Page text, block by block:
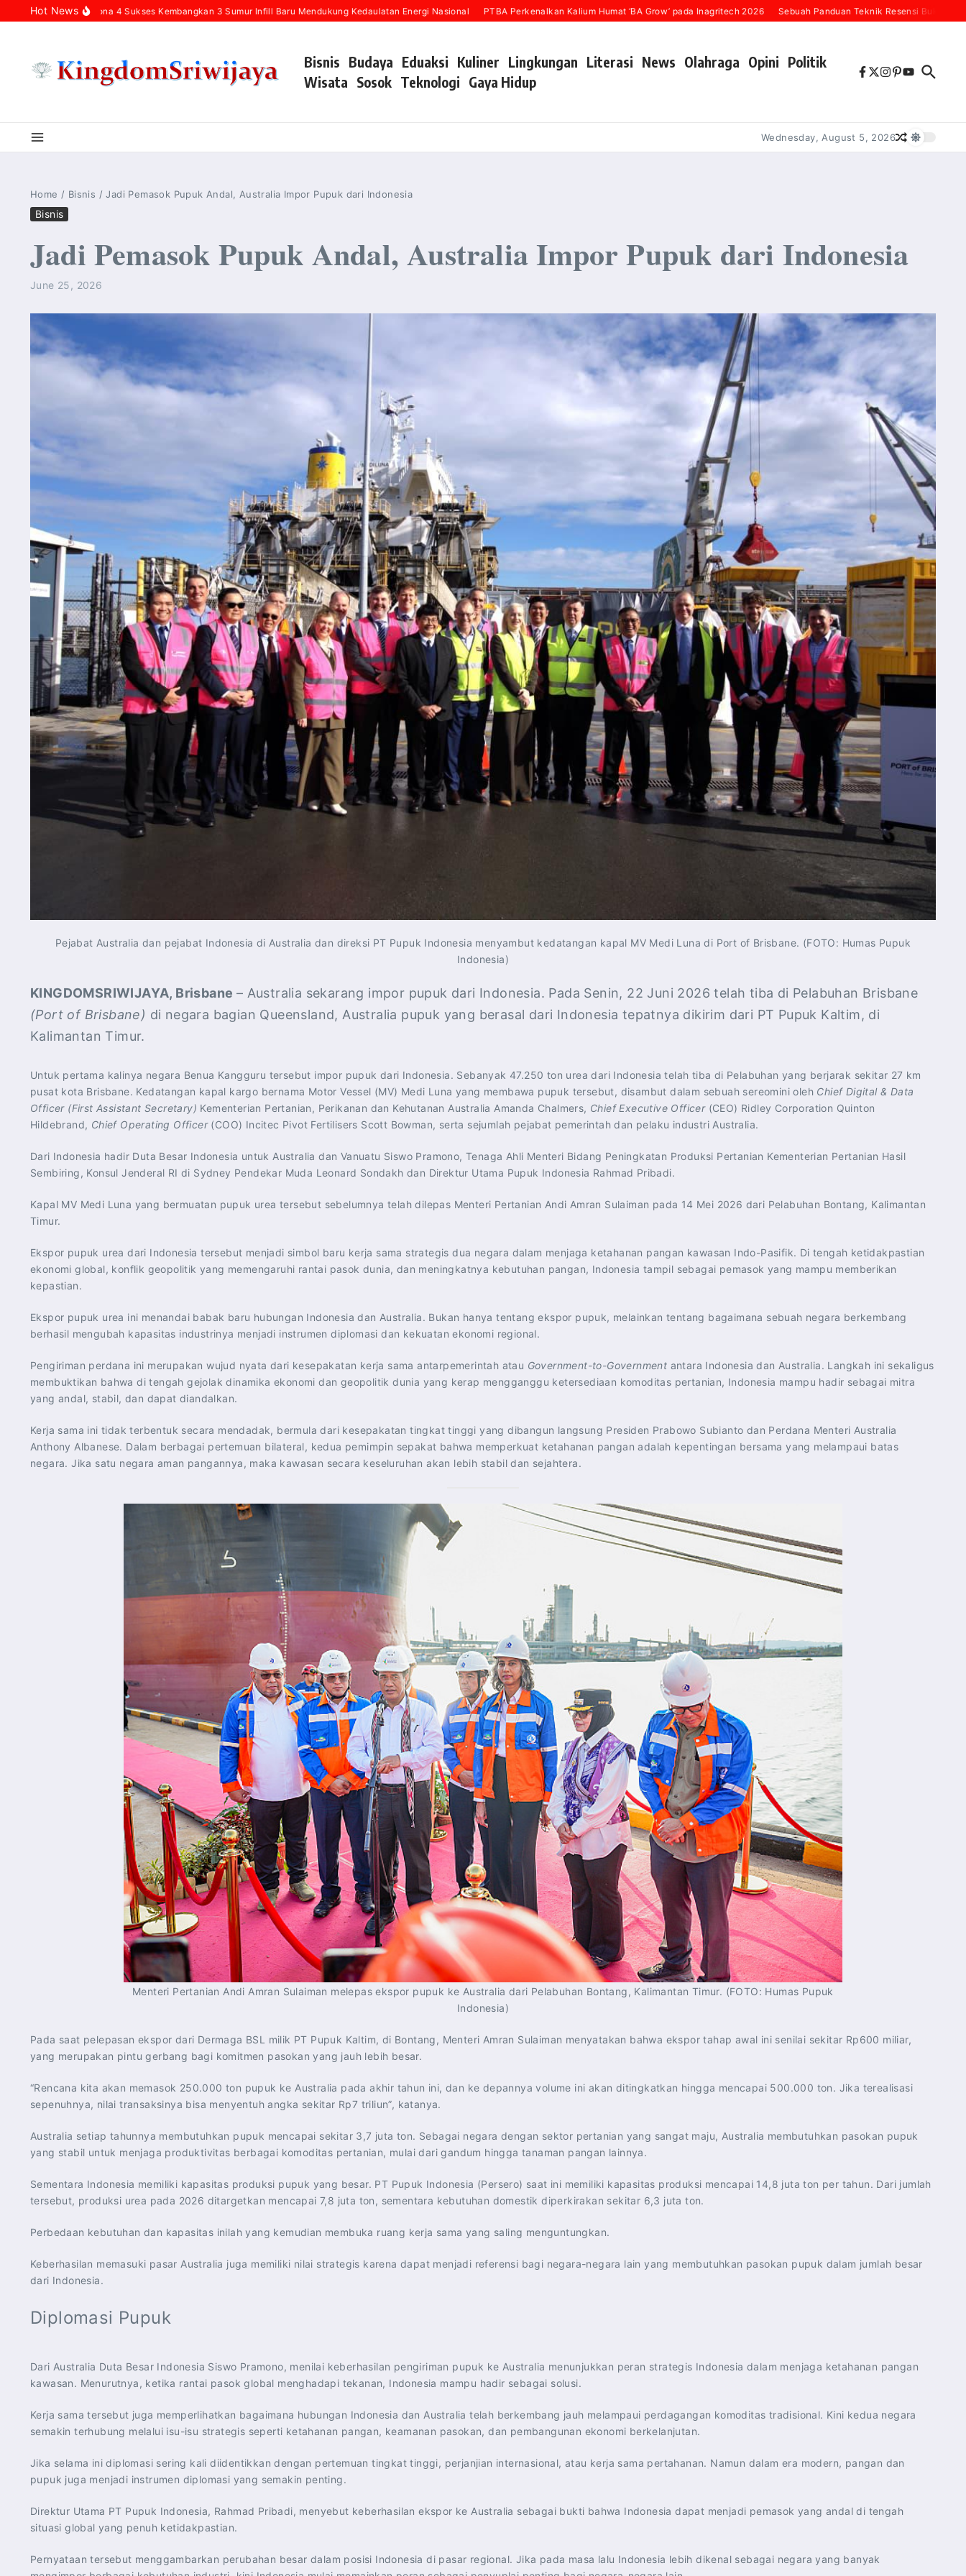
Skip to content
Hot News
Rokan Zona 4 Sukses Kembangkan 3 Sumur Infill Baru Mendukung Kedaulatan Energi Nasional PTBA Perkenalkan Kalium Humat ‘BA Grow’ pada Inagritech 2026 Sebuah Panduan Teknik Resensi Buku (“Karena
Bisnis Budaya Eduaksi Kuliner Lingkungan Literasi News Olahraga Opini Politik
Wisata Sosok Teknologi Gaya Hidup
Wednesday, August 5, 2026
Home / Bisnis /Jadi Pemasok Pupuk Andal, Australia Impor Pupuk dari Indonesia
Bisnis
Jadi Pemasok Pupuk Andal, Australia Impor Pupuk dari Indonesia
June 25, 2026
Pejabat Australia dan pejabat Indonesia di Australia dan direksi PT Pupuk Indonesia menyambut kedatangan kapal MV Medi Luna di Port of Brisbane. (FOTO: Humas Pupuk
Indonesia)
KINGDOMSRIWIJAYA, Brisbane – Australia sekarang impor pupuk dari Indonesia. Pada Senin, 22 Juni 2026 telah tiba di Pelabuhan Brisbane
(Port of Brisbane) di negara bagian Queensland, Australia pupuk yang berasal dari Indonesia tepatnya dikirim dari PT Pupuk Kaltim, di
Kalimantan Timur.
Untuk pertama kalinya negara Benua Kangguru tersebut impor pupuk dari Indonesia. Sebanyak 47.250 ton urea dari Indonesia telah tiba di Pelabuhan yang berjarak sekitar 27 km
pusat kota Brisbane. Kedatangan kapal kargo bernama Motor Vessel (MV) Medi Luna yang membawa pupuk tersebut, disambut dalam sebuah sereomini oleh Chief Digital & Data
Officer (First Assistant Secretary) Kementerian Pertanian, Perikanan dan Kehutanan Australia Amanda Chalmers, Chief Executive Officer(CEO) Ridley Corporation Quinton
Hildebrand, Chief Operating Officer (COO) Incitec Pivot Fertilisers Scott Bowman, serta sejumlah pejabat pemerintah dan pelaku industri Australia.
Dari Indonesia hadir Duta Besar Indonesia untuk Australia dan Vanuatu Siswo Pramono, Tenaga Ahli Menteri Bidang Peningkatan Produksi Pertanian Kementerian Pertanian Hasil
Sembiring, Konsul Jenderal RI di Sydney Pendekar Muda Leonard Sondakh dan Direktur Utama Pupuk Indonesia Rahmad Pribadi.
Kapal MV Medi Luna yang bermuatan pupuk urea tersebut sebelumnya telah dilepas Menteri Pertanian Andi Amran Sulaiman pada 14 Mei 2026 dari Pelabuhan Bontang, Kalimantan
Timur.
Ekspor pupuk urea dari Indonesia tersebut menjadi simbol baru kerja sama strategis dua negara dalam menjaga ketahanan pangan kawasan Indo-Pasifik. Di tengah ketidakpastian
ekonomi global, konflik geopolitik yang memengaruhi rantai pasok dunia, dan meningkatnya kebutuhan pangan, Indonesia tampil sebagai pemasok yang mampu memberikan
kepastian.
Ekspor pupuk urea ini menandai babak baru hubungan Indonesia dan Australia. Bukan hanya tentang ekspor pupuk, melainkan tentang bagaimana sebuah negara berkembang
berhasil mengubah kapasitas industrinya menjadi instrumen diplomasi dan kekuatan ekonomi regional.
Pengiriman perdana ini merupakan wujud nyata dari kesepakatan kerja sama antarpemerintah atau Government-to-Government antara Indonesia dan Australia. Langkah ini sekaligus
membuktikan bahwa di tengah gejolak dinamika ekonomi dan geopolitik dunia yang kerap mengganggu ketersediaan komoditas pertanian, Indonesia mampu hadir sebagai mitra
yang andal, stabil, dan dapat diandalkan.
Kerja sama ini tidak terbentuk secara mendadak, bermula dari kesepakatan tingkat tinggi yang dibangun langsung Presiden Prabowo Subianto dan Perdana Menteri Australia
Anthony Albanese. Dalam berbagai pertemuan bilateral, kedua pemimpin sepakat bahwa memperkuat ketahanan pangan adalah kepentingan bersama yang melampaui batas
negara. Jika satu negara aman pangannya, maka kawasan secara keseluruhan akan lebih stabil dan sejahtera.
Menteri Pertanian Andi Amran Sulaiman melepas ekspor pupuk ke Australia dari Pelabuhan Bontang, Kalimantan Timur. (FOTO: Humas Pupuk
Indonesia)
Pada saat pelepasan ekspor dari Dermaga BSL milik PT Pupuk Kaltim, di Bontang, Menteri Amran Sulaiman menyatakan bahwa ekspor tahap awal ini senilai sekitar Rp600 miliar,
yang merupakan pintu gerbang bagi komitmen pasokan yang jauh lebih besar.
“Rencana kita akan memasok 250.000 ton pupuk ke Australia pada akhir tahun ini, dan ke depannya volume ini akan ditingkatkan hingga mencapai 500.000 ton. Jika terealisasi
sepenuhnya, nilai transaksinya bisa menyentuh angka sekitar Rp7 triliun”, katanya.
Australia setiap tahunnya membutuhkan pupuk mencapai sekitar 3,7 juta ton. Sebagai negara dengan sektor pertanian yang sangat maju, Australia membutuhkan pasokan pupuk
yang stabil untuk menjaga produktivitas berbagai komoditas pertanian, mulai dari gandum hingga tanaman pangan lainnya.
Sementara Indonesia memiliki kapasitas produksi pupuk yang besar. PT Pupuk Indonesia (Persero) saat ini memiliki kapasitas produksi mencapai 14,8 juta ton per tahun. Dari jumlah
tersebut, produksi urea pada 2026 ditargetkan mencapai 7,8 juta ton, sementara kebutuhan domestik diperkirakan sekitar 6,3 juta ton.
Perbedaan kebutuhan dan kapasitas inilah yang kemudian membuka ruang kerja sama yang saling menguntungkan.
Keberhasilan memasuki pasar Australia juga memiliki nilai strategis karena dapat menjadi referensi bagi negara-negara lain yang membutuhkan pasokan pupuk dalam jumlah besar
dari Indonesia.
Diplomasi Pupuk
Dari Australia Duta Besar Indonesia Siswo Pramono, menilai keberhasilan pengiriman pupuk ke Australia menunjukkan peran strategis Indonesia dalam menjaga ketahanan pangan
kawasan. Menurutnya, ketika rantai pasok global menghadapi tekanan, Indonesia mampu hadir sebagai solusi.
Kerja sama tersebut juga memperlihatkan bagaimana hubungan Indonesia dan Australia telah berkembang jauh melampaui perdagangan komoditas tradisional. Kini kedua negara
semakin terhubung melalui isu-isu strategis seperti ketahanan pangan, keamanan pasokan, dan pembangunan ekonomi berkelanjutan.
Jika selama ini diplomasi sering kali diidentikkan dengan pertemuan tingkat tinggi, perjanjian internasional, atau kerja sama pertahanan. Namun dalam era modern, pangan dan
pupuk juga menjadi instrumen diplomasi yang semakin penting.
Direktur Utama PT Pupuk Indonesia, Rahmad Pribadi, menyebut keberhasilan ekspor ke Australia sebagai bukti bahwa Indonesia dapat menjadi pemasok yang andal di tengah
situasi global yang penuh ketidakpastian.
Pernyataan tersebut menggambarkan perubahan besar dalam posisi Indonesia di pasar regional. Jika pada masa lalu Indonesia lebih dikenal sebagai negara yang banyak